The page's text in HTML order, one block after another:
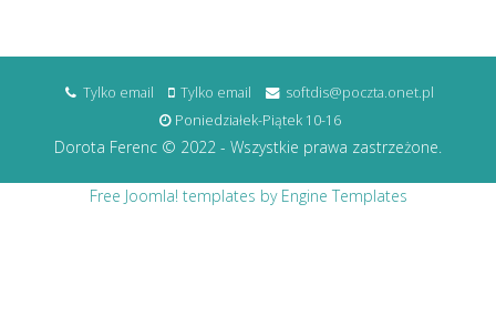
Tylko email Tylko email
softdis@poczta.onet.pl
Poniedziałek-Piątek 10-16
Dorota Ferenc © 2022 - Wszystkie prawa zastrzeżone.
Free Joomla! templates by Engine Templates